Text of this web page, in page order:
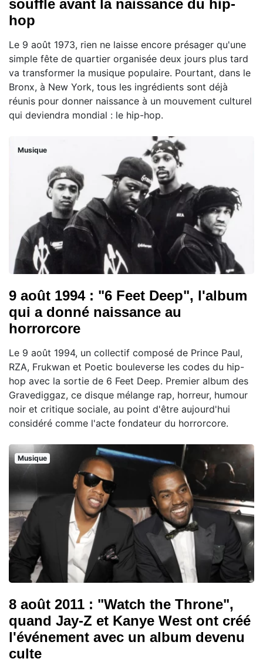
souffle avant la naissance du hip-
hop
Le 9 août 1973, rien ne laisse encore présager qu'une
simple fête de quartier organisée deux jours plus tard
va transformer la musique populaire. Pourtant, dans le
Bronx, à New York, tous les ingrédients sont déjà
réunis pour donner naissance à un mouvement culturel
qui deviendra mondial : le hip-hop.
Musique
9 août 1994 : "6 Feet Deep", l'album
qui a donné naissance au
horrorcore
Le 9 août 1994, un collectif composé de Prince Paul,
RZA, Frukwan et Poetic bouleverse les codes du hip-
hop avec la sortie de 6 Feet Deep. Premier album des
Gravediggaz, ce disque mélange rap, horreur, humour
noir et critique sociale, au point d'être aujourd'hui
considéré comme l'acte fondateur du horrorcore.
Musique
8 août 2011 : "Watch the Throne",
quand Jay-Z et Kanye West ont créé
l'événement avec un album devenu
culte